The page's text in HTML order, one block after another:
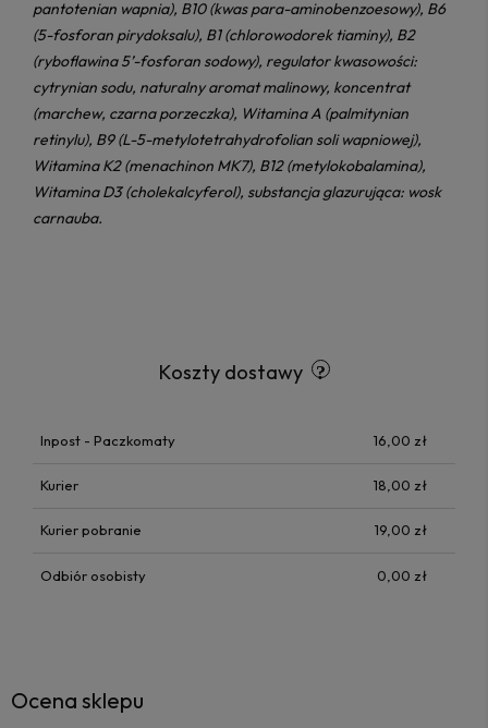
pantotenian wapnia), B10 (kwas para-aminobenzoesowy), B6
(5-fosforan pirydoksalu), B1 (chlorowodorek tiaminy), B2
(ryboflawina 5’-fosforan sodowy), regulator kwasowości:
cytrynian sodu, naturalny aromat malinowy, koncentrat
(marchew, czarna porzeczka), Witamina A (palmitynian
retinylu), B9 (L-5-metylotetrahydrofolian soli wapniowej),
Witamina K2 (menachinon MK7), B12 (metylokobalamina),
Witamina D3 (cholekalcyferol), substancja glazurująca: wosk
carnauba.
Koszty dostawy
Inpost - Paczkomaty 16,00 zł
Kurier 18,00 zł
Kurier pobranie 19,00 zł
Odbiór osobisty 0,00 zł
Ocena sklepu